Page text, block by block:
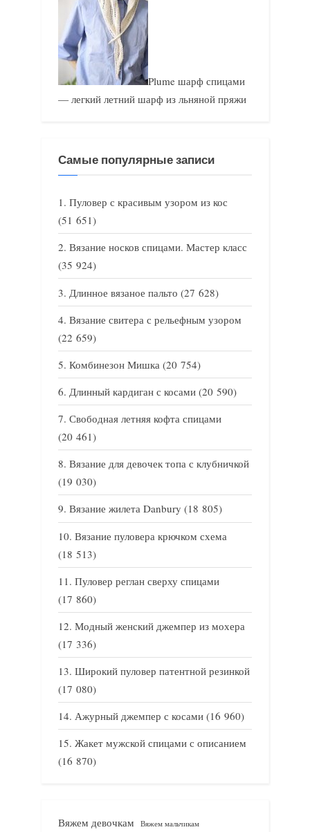
Plume шарф спицами
— легкий летний шарф из льняной пряжи
Самые популярные записи
Пуловер с красивым узором из кос
(51 651)
Вязание носков спицами. Мастер класс
(35 924)
Длинное вязаное пальто (27 628)
Вязание свитера с рельефным узором
(22 659)
Комбинезон Мишка (20 754)
Длинный кардиган с косами (20 590)
Свободная летняя кофта спицами
(20 461)
Вязание для девочек топа с клубничкой
(19 030)
Вязание жилета Danbury (18 805)
Вязание пуловера крючком схема
(18 513)
Пуловер реглан сверху спицами
(17 860)
Модный женский джемпер из мохера
(17 336)
Широкий пуловер патентной резинкой
(17 080)
Ажурный джемпер с косами (16 960)
Жакет мужской спицами с описанием
(16 870)
Вяжем девочкам Вяжем мальчикам